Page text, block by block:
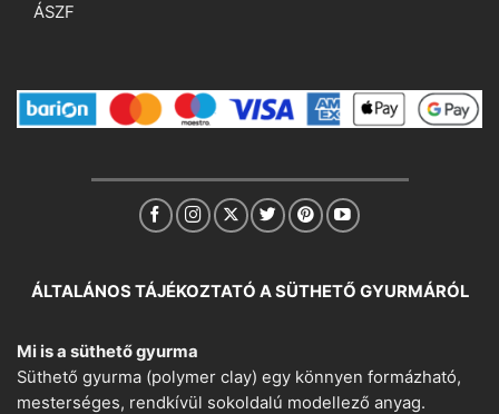
ÁSZF
ÁLTALÁNOS TÁJÉKOZTATÓ A SÜTHETŐ GYURMÁRÓL
Mi is a süthető gyurma
Süthető gyurma (polymer clay) egy könnyen formázható,
mesterséges, rendkívül sokoldalú modellező anyag.